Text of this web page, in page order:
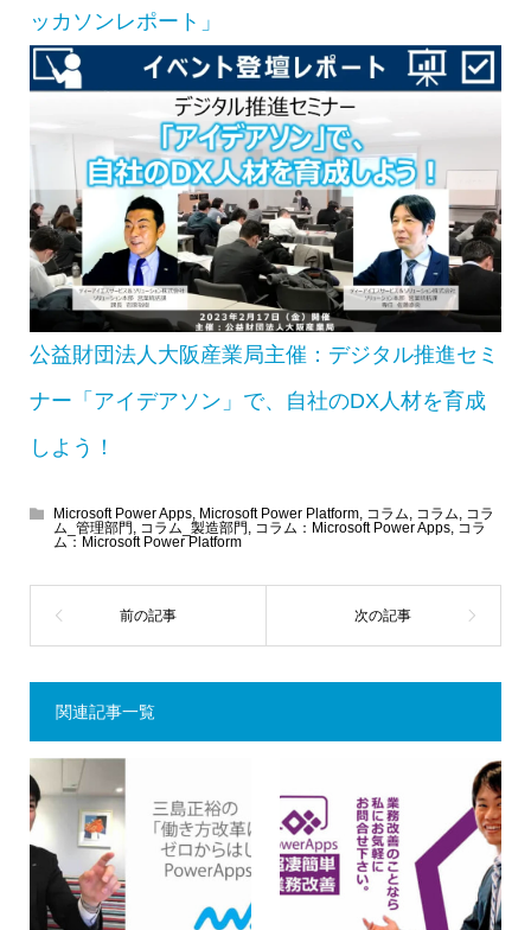
ッカソンレポート」
公益財団法人大阪産業局主催：デジタル推進セミ
ナー「アイデアソン」で、自社のDX人材を育成
しよう！
Microsoft Power Apps, Microsoft Power Platform, コラム コラム
コラ
ム_管理部門
コラム_製造部門 コラム：Microsoft Power Apps, コラ
ム：Microsoft Power Platform
関連記事一覧